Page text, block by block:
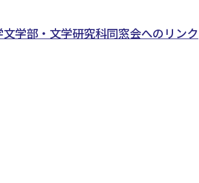
学部・文学研究科同窓会へのリンク